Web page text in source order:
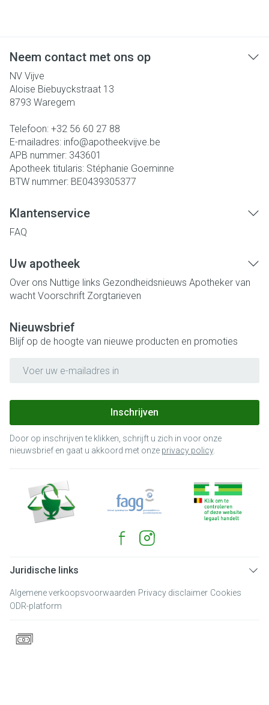
Neem contact met ons op
NV Vijve
Aloise Biebuyckstraat 13
8793 Waregem
Telefoon: +32 56 60 27 88
E-mailadres: info@apotheekvijve.be
APB nummer: 343601
Apotheek titularis: Stéphanie Goeminne
BTW nummer: BE0439305377
Klantenservice
FAQ
Uw apotheek
Over ons Nuttige links Gezondheidsnieuws Apotheker van
wacht Voorschrift Zorgtarieven
Nieuwsbrief
Blijf op de hoogte van nieuwe producten en promoties
Inschrijven
Door op inschrijven te klikken, schrijft u zich in voor onze
nieuwsbrief en gaat u akkoord met onze privacy policy.
Juridische links
Algemene verkoopsvoorwaarden Privacy disclaimer Cookies
ODR-platform